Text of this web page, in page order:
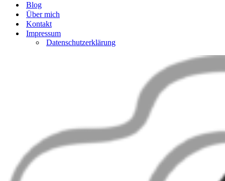
Blog
Über mich
Kontakt
Impressum
Datenschutzerklärung